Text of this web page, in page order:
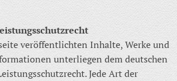
veröffentlichten Inhalte, Werke und
unterliegen dem deutschen
Jede Art der